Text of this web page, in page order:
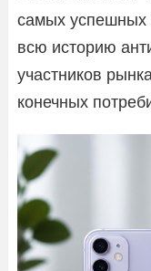
самых успешных
всю историю
участников
конечных